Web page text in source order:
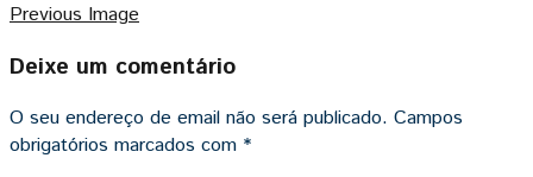
Previous Image
Deixe um comentário
O seu endereço de email não será publicado. Campos
obrigatórios marcados com *